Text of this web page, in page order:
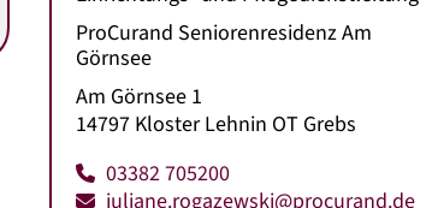
ProCurand Seniorenresidenz Am
Görnsee
Am Görnsee 1
14797 Kloster Lehnin OT Grebs
03382 705200
juliane.rogazewski@procurand.de